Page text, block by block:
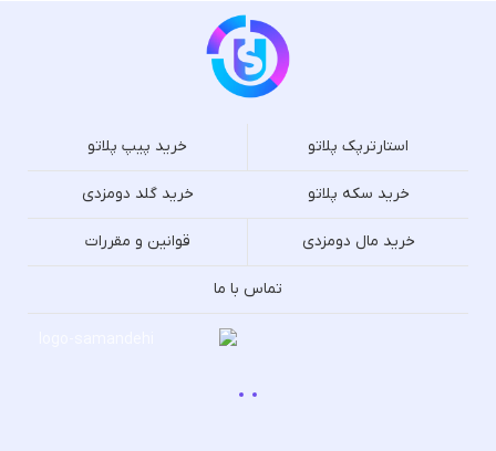
استارترپک پلاتو خرید پیپ پلاتو
خرید سکه پلاتو خرید گلد دومزدی
خرید مال دومزدی قوانین و مقررات
تماس با ما